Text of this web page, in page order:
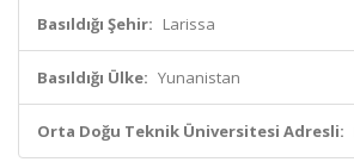
Basıldığı Şehir: Larissa
Basıldığı Ülke: Yunanistan
Orta Doğu Teknik Üniversitesi Adresli: